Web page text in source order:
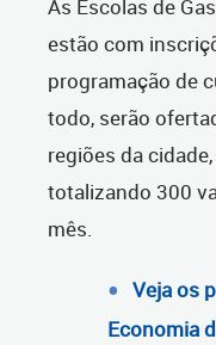
As Escolas de
estão com
programação de
todo, serão
regiões da
totalizando 300
mês.
Veja os
Economia